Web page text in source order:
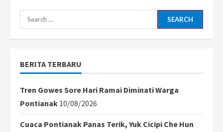
Search
for:
BERITA TERBARU
Tren Gowes Sore Hari Ramai Diminati Warga
Pontianak 10/08/2026
Cuaca Pontianak Panas Terik, Yuk Cicipi Che Hun